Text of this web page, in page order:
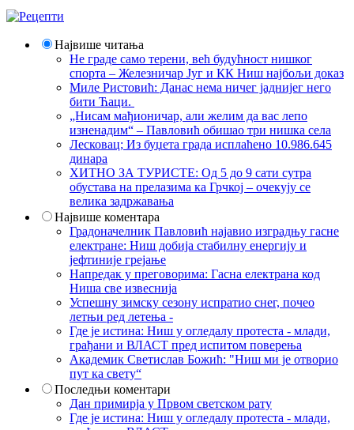
Највише читања
Не граде само терени, већ будућност нишког
спорта – Железничар Југ и КК Ниш најбољи доказ
Миле Ристовић: Данас нема ничег јаднијег него
бити Ћаци.
„Нисам мађионичар, али желим да вас лепо
изненадим“ – Павловић обишао три нишка села
Лесковац; Из буџета града исплаћено 10.986.645
динара
ХИТНО ЗА ТУРИСТЕ: Од 5 до 9 сати сутра
обустава на прелазима ка Грчкој – очекују се
велика задржавања
Највише коментара
Градоначелник Павловић најавио изградњу гасне
електране: Ниш добија стабилну енергију и
јефтиније грејање
Напредак у преговорима: Гасна електрана код
Ниша све извеснија
Успешну зимску сезону испратио снег, почео
летњи ред летења -
Где је истина: Ниш у огледалу протеста - млади,
грађани и ВЛАСТ пред испитом поверења
Академик Светислав Божић: "Ниш ми је отворио
пут ка свету“
Последњи коментари
Дан примирја у Првом светском рату
Где је истина: Ниш у огледалу протеста - млади,